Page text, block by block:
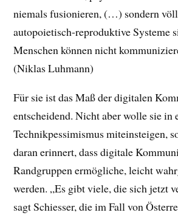
niemals fusionieren, (…) sondern
autopoietisch-reproduktive Systeme
Menschen können nicht
(Niklas Luhmann)
Für sie ist das Maß der digitalen
entscheidend. Nicht aber wolle sie in
Technikpessimismus miteinsteigen,
daran erinnert, dass digitale
Randgruppen ermögliche, leicht
werden. „Es gibt viele, die sich jetzt
sagt Schiesser, die im Fall von